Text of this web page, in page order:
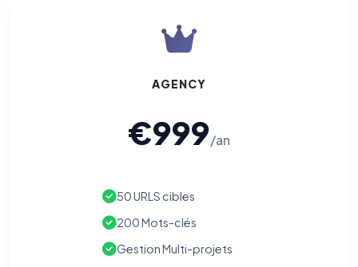
AGENCY
€999/an
50 URLS cibles
200 Mots-clés
Gestion Multi-projets